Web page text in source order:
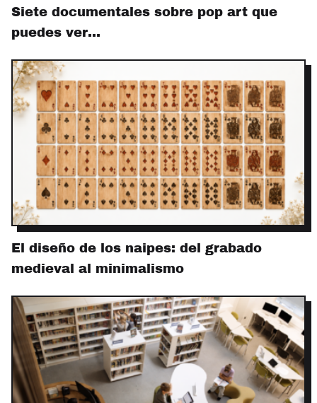
Siete documentales sobre pop art que
puedes ver…
El diseño de los naipes: del grabado
medieval al minimalismo